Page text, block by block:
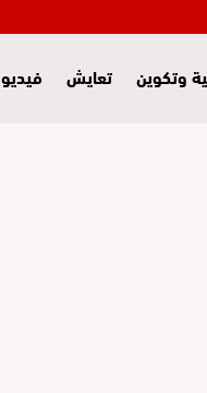
وتكوين تعايش فيديو